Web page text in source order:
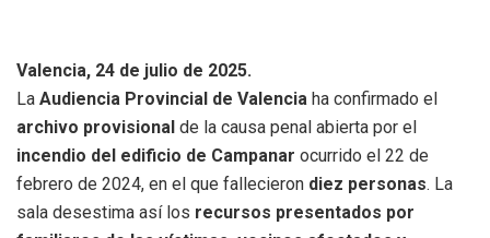
Valencia, 24 de julio de 2025.
La Audiencia Provincial de Valencia ha confirmado el
archivo provisional de la causa penal abierta por el
incendio del edificio de Campanar ocurrido el 22 de
febrero de 2024, en el que fallecieron diez personas. La
sala desestima así los recursos presentados por